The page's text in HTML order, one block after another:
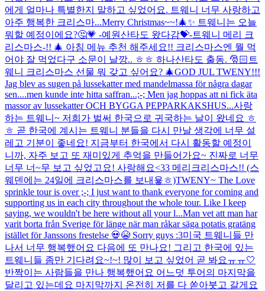
에게 얼마나 특별한지 말하고 싶었어요. 트웨니 너무 사랑하고
아주 행복한 크리스마...Merry Christmas~~!🎄✨ 트웨니는 오늘
뭐할 예정이에요?🤔💗 -예원산타도 왔다감💝-트웨니 메리 크
리스마스-!! 🎄 아침 메뉴 추천 해주세요!! 크리스마스엔 뭘 먹
어야 잘 먹었다구 소문이 날깡.. ㅎㅎ 하나산타도 출동. 🎅🏻 트
웨니 크리스마스 선물 뭐 갖고 싶어요? 🎄GOD JUL TWENY!!!
Jag blev as sugen på lussekatter med mandelmassa för några dagar
sen....men kunde inte hitta saffran...;-; Men jag hoppas att ni fick äta
massor av lussekatter OCH BYGGA PEPPARKAKSHUS...사랑
하는 트웨니~ 저희가 벌써 한국으로 귀국하는 날이 왔네요 ㅎ
ㅎ 곧 한국에 계시는 트웨니 분들을 다시 만날 생각에 너무 설
레고 기분이 좋네요! 지금부터 한국에서 다시 활동할 예정이
니까, 자주 보고 또 재미있게 추억을 만들어가요~ 진짜로 너무
너무 너~무 보고 싶었고요! 사랑해요<33 메리크리스마스!! (스
웨덴에는 24일에 크리스마스를 보내욯ㅎ)TWENY~ The Love
sprinkle tour is over ;-; I just want to thank everyone for coming and
supporting us in each city throughout the whole tour. Like I keep
saying, we wouldn't be here without all your l...Man vet att man har
varit borta från Sverige för länge när man råkar säga potatis gratäng
istället för Janssons frestelse 💀😭 Sorry guys :3미국 트웨니들 만
나서 너무 행복했어요 다음에 또 만나요! 그리고 한국에 있는
트웨니들 좀만 기다려요~!~! 많이 보고 싶었어 곧 봐요ㅠㅠ🤍
반짝이는 사람들을 만나 행복했어요 어느덧 투어의 마지막을
달리고 있는데요 마지막까지 온전히 저를 다 쏟아붓고 갈게요